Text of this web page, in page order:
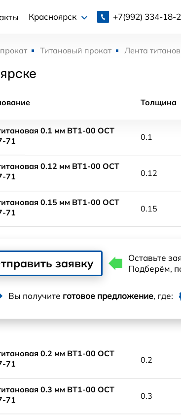
Красноярск +7(992) 334-18-
Титановый прокат Лента
Толщина
0.1 мм ВТ1-00 ОСТ
71
0.1
0.12 мм ВТ1-00 ОСТ
71
0.12
0.15 мм ВТ1-00 ОСТ
71
0.15
заявку Оставьте
Подберём,
Вы получите готовое предложение, где:
0.2 мм ВТ1-00 ОСТ
71
0.2
0.3 мм ВТ1-00 ОСТ
71
0.3